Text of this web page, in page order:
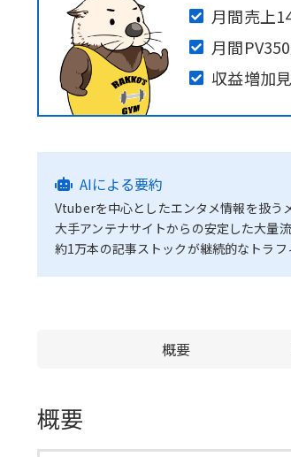
月間売上
月間
収益増加
AIによる要約
Vtuberを中心としたエンタメ情報を扱う
大手アンテナサイトからの安定した大量
約1万本の記事ストックが継続的なトラ
概要
概要